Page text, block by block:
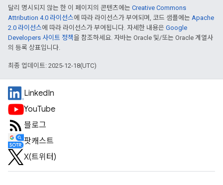
달리 명시되지 않는 한 이 페이지의 콘텐츠에는 Creative Commons
Attribution 4.0 라이선스에 따라 라이선스가 부여되며, 코드 샘플에는 Apache
2.0 라이선스에 따라 라이선스가 부여됩니다. 자세한 내용은 Google
Developers 사이트 정책을 참조하세요. 자바는 Oracle 및/또는 Oracle 계열사
의 등록 상표입니다.
최종 업데이트: 2025-12-18(UTC)
LinkedIn
YouTube
블로그
팟캐스트
X(트위터)